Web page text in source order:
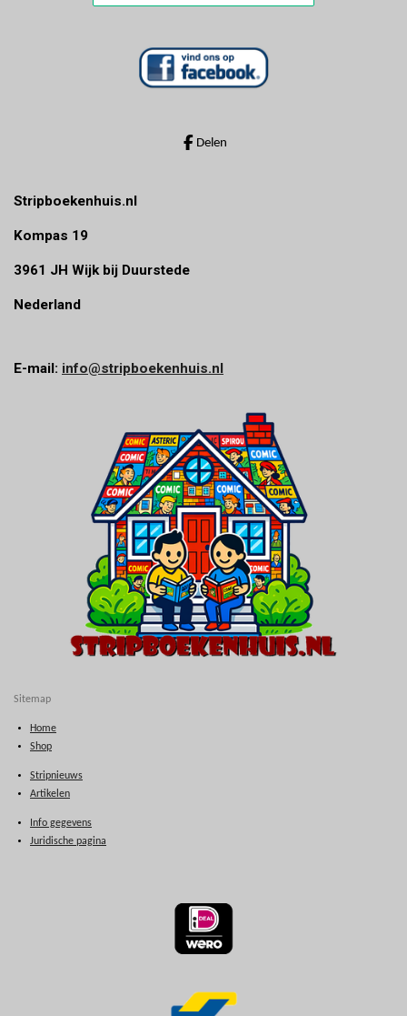
Delen
Stripboekenhuis.nl
Kompas 19
3961 JH Wijk bij Duurstede
Nederland
E-mail: info@stripboekenhuis.nl
Sitemap
Home
Shop
Stripnieuws
Artikelen
Info gegevens
Juridische pagina